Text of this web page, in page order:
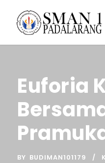
Euforia
BY BUDIMAN101179